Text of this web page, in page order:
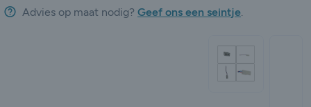
Advies op maat nodig? Geef ons een seintje.